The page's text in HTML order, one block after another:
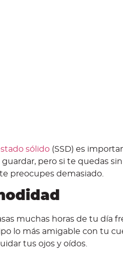
sólido (SSD) es
pero si te quedas
preocupes demasiado.
muchas horas de tu día
lo más amigable con tu
tus ojos y oídos.